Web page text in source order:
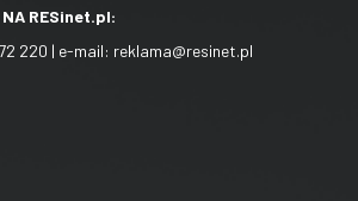
NA RESinet.pl:
220 | e-mail: reklama@resinet.pl